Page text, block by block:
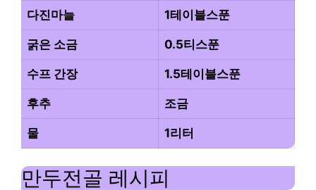
즐
길
수
있
는
매
다진마늘 1테이블스푼
굵은 소금 0.5티스푼
수프 간장 1.5테이블스푼
후추 조금
물 1리터
만두전골 레시피